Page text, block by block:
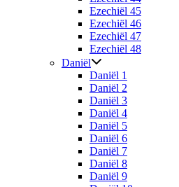
Ezechiël 45
Ezechiël 46
Ezechiël 47
Ezechiël 48
Daniël
Daniël 1
Daniël 2
Daniël 3
Daniël 4
Daniël 5
Daniël 6
Daniël 7
Daniël 8
Daniël 9